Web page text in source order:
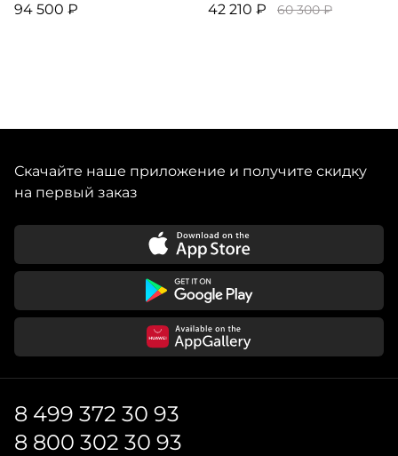
94 500 ₽ 42 210 ₽ 60 300 ₽
Скачайте наше приложение и получите скидку
на первый заказ
8 499 372 30 93
8 800 302 30 93